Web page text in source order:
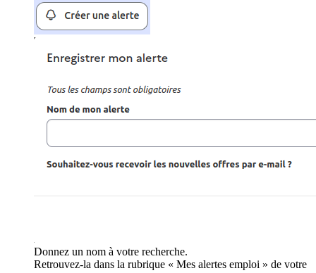
Donnez un nom à votre recherche.
Retrouvez-la dans la rubrique « Mes alertes emploi » de votre